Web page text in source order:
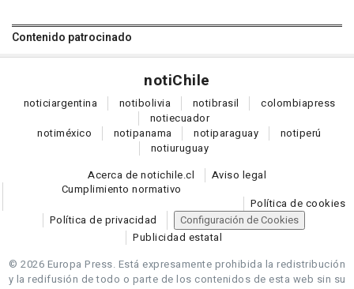
Contenido patrocinado
notiChile
noticiargentina notibolivia notibrasil colombiapress
notiecuador
notiméxico notipanama notiparaguay notiperú
notiuruguay
Acerca de notichile.cl
Aviso legal
Cumplimiento normativo
Política de cookies
Política de privacidad
Configuración de Cookies
Publicidad estatal
© 2026 Europa Press. Está expresamente prohibida la redistribución
y la redifusión de todo o parte de los contenidos de esta web sin su